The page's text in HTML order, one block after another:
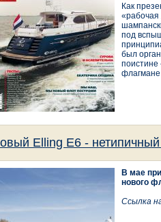
Как
«рабочая
под
был
поистине
флагмане
Elling Е6 -
В мае
нового
Ссылка